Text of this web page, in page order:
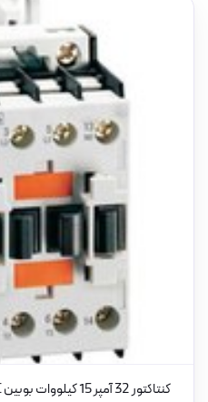
کنتاکتور 32 آمپر 15 کیلووات بوبین 230VAC برند لواتو ایتالیا